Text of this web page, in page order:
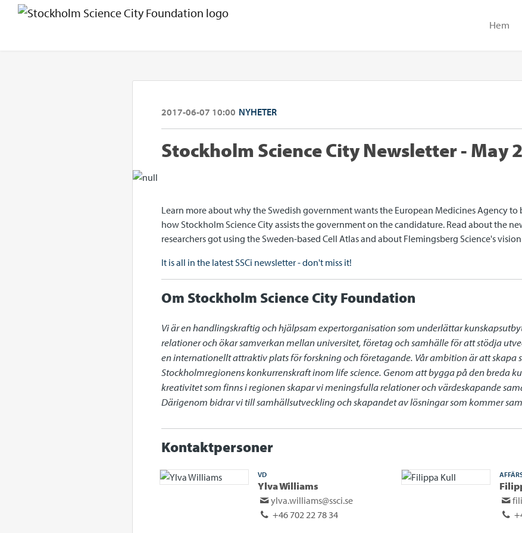
Hem
2017-06-07 10:00 NYHETER
Stockholm Science City Newsletter - May
Learn more about why the Swedish government wants the European Medicines Agency to
how Stockholm Science City assists the government on the candidature. Read about the
researchers got using the Sweden-based Cell Atlas and about Flemingsberg Science's
It is all in the latest SSCi newsletter - don't miss it!
Om Stockholm Science City Foundation
Vi är en handlingskraftig och hjälpsam expertorganisation som underlättar
relationer och ökar samverkan mellan universitet, företag och samhälle för att stödja
en internationellt attraktiv plats för forskning och företagande. Vår ambition är att skapa
Stockholmregionens konkurrenskraft inom life science. Genom att bygga på den breda
kreativitet som finns i regionen skapar vi meningsfulla relationer och värdeskapande
Därigenom bidrar vi till samhällsutveckling och skapandet av lösningar som kommer
Kontaktpersoner
VD
Ylva Williams
ylva.williams@ssci.se
+46 702 22 78 34